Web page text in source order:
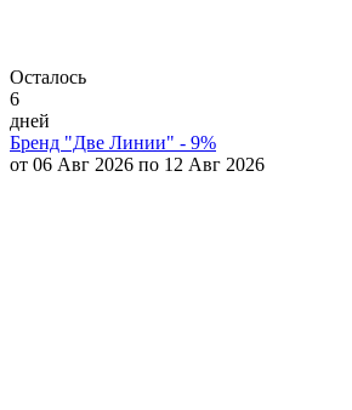
Осталось
6
дней
Бренд "Две Линии" - 9%
от 06 Авг 2026 по 12 Авг 2026